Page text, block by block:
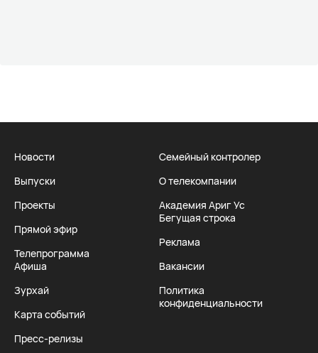
Новости
Выпуски
Проекты
Прямой эфир
Телепрограмма
Афиша
Зурхай
Карта событий
Пресс-релизы
Семейный контролер
О телекомпании
Академия Ариг Ус
Бегущая строка
Реклама
Вакансии
Политика
конфиденциальности